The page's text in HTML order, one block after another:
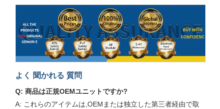
よく 聞かれる 質問
Q: 商品は正規OEMユニットですか?
A: これらのアイテムは,OEMまたは独立した第三者経由で取